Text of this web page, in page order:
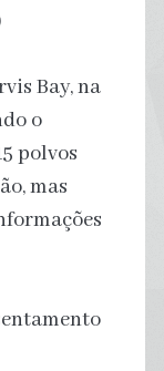
Bay, na
o
polvos
mas